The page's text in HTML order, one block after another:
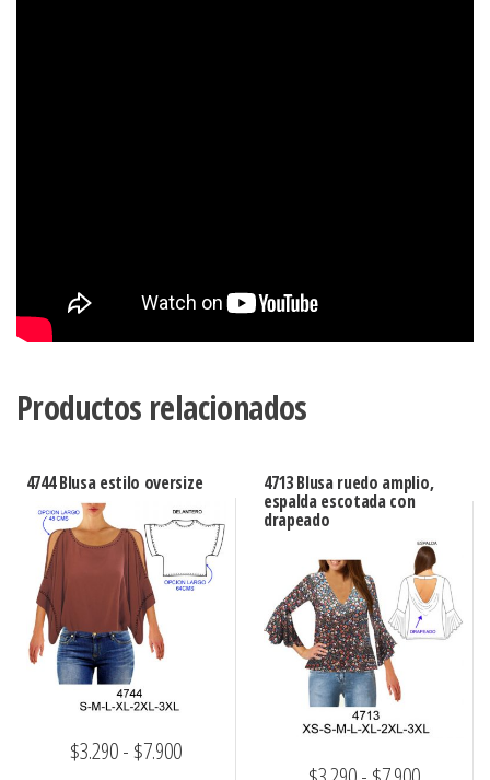
Productos relacionados
4744 Blusa estilo oversize
$3.290- $7.900Rango
4713 Blusa ruedo amplio,
espalda escotada con
drapeado